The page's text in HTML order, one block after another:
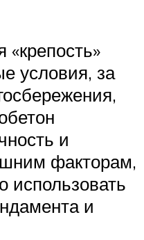
«крепость»
условия, за
и
факторам,
использовать
и